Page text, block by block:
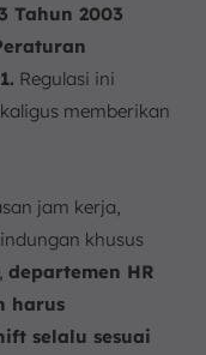
Tahun 2003
Regulasi ini
memberikan
jam kerja,
khusus
departemen HR
harus
selalu sesuai